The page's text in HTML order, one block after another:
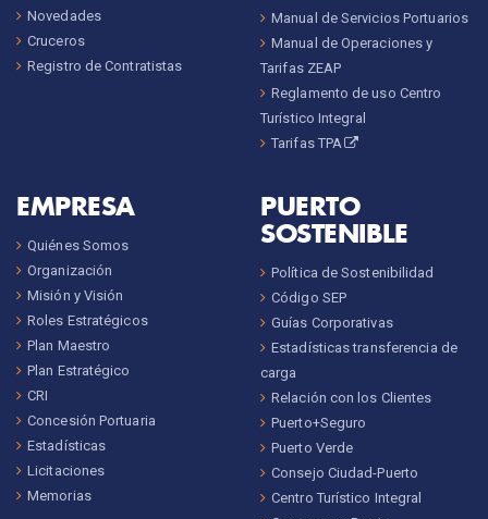
Novedades
Cruceros
Registro de Contratistas
Manual de Servicios Portuarios
Manual de Operaciones y
Tarifas ZEAP
Reglamento de uso Centro
Turístico Integral
Tarifas TPA
EMPRESA
Quiénes Somos
Organización
Misión y Visión
Roles Estratégicos
Plan Maestro
Plan Estratégico
CRI
Concesión Portuaria
Estadísticas
Licitaciones
Memorias
PUERTO
SOSTENIBLE
Política de Sostenibilidad
Código SEP
Guías Corporativas
Estadísticas transferencia de
carga
Relación con los Clientes
Puerto+Seguro
Puerto Verde
Consejo Ciudad-Puerto
Centro Turístico Integral